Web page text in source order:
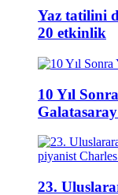
Yaz tatilini
20 etkinlik
10 Yıl
23.